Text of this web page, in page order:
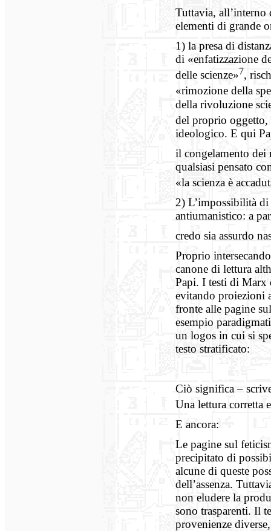
Tuttavia, all’interno
elementi di grande
1) la presa di
di «enfatizzazione
delle scienze»7,
«rimozione della
della rivoluzione
del proprio oggetto,
ideologico. E qui
il congelamento dei
qualsiasi pensato
«la scienza è
2) L’impossibilità
antiumanistico: a
credo sia assurdo
Proprio
canone di lettura
Papi. I testi di Marx
evitando proiezioni
fronte alle pagine
esempio
un logos in cui si
testo stratificato:
Ciò significa –
Una lettura corretta
E ancora:
Le pagine sul
precipitato di
alcune di queste
dell’assenza.
non eludere la
sono trasparenti. Il
provenienze